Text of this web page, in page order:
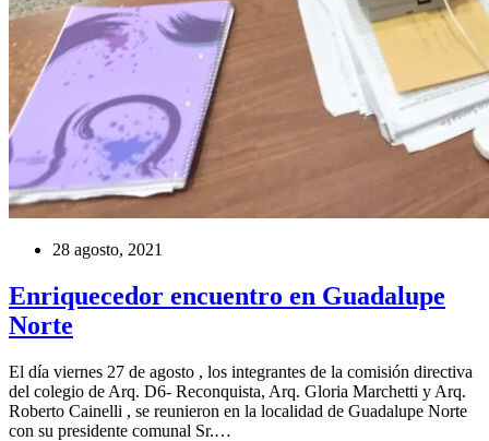
28 agosto, 2021
Enriquecedor encuentro en Guadalupe
Norte
El día viernes 27 de agosto , los integrantes de la comisión directiva
del colegio de Arq. D6- Reconquista, Arq. Gloria Marchetti y Arq.
Roberto Cainelli , se reunieron en la localidad de Guadalupe Norte
con su presidente comunal Sr.…